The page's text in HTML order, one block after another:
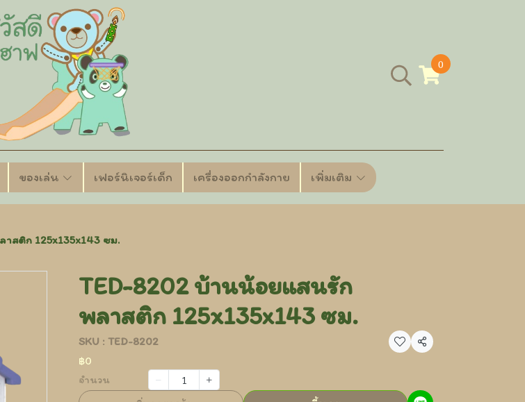
0
ของเล่น เฟอร์นิเจอร์เด็ก เครื่องออกกำลังกาย เพิ่มเติม
สติก 125x135x143 ซม.
TED-8202 บ้านน้อยแสนรัก
พลาสติก 125x135x143 ซม.
SKU : TED-8202
แชร์
฿0
จำนวน